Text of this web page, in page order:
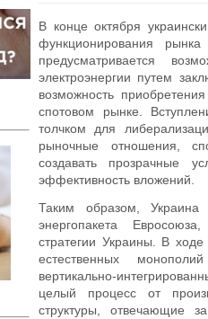
В конце октября
функционирования рынка
предусматривается
электроэнергии путем
возможность
спотовом рынке.
толчком для
рыночные отношения,
создавать прозрачные
эффективность вложений
Таким образом, Украина
энергопакета
стратегии Украины. В
естественных
вертикально-
целый процесс от
структуры, отвечающие